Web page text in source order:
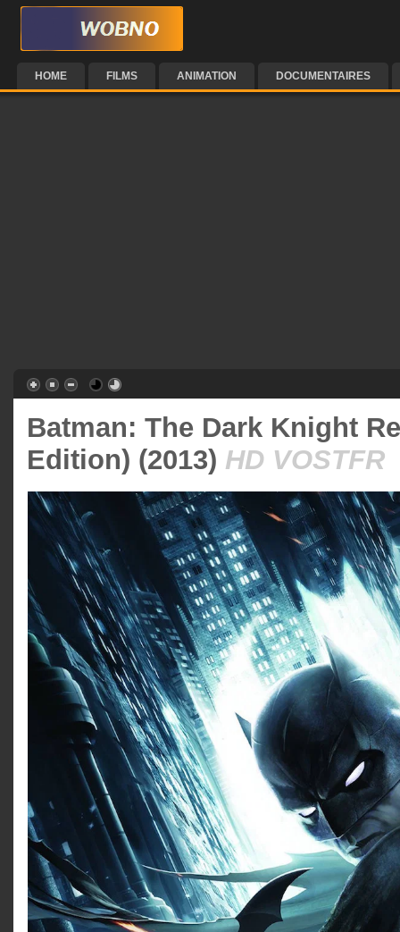
HOME FILMS ANIMATION DOCUMENTAIRES
Batman: The Dark Knight
Edition) (2013) HD VOSTFR